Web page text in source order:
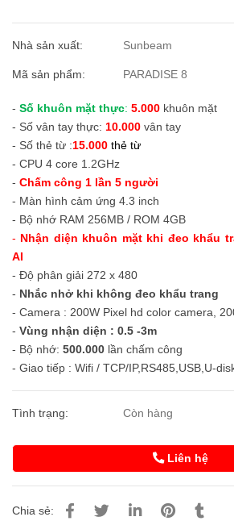
Nhà sản xuất: Sunbeam
Mã sản phẩm: PARADISE 8
- Số khuôn mặt thực: 5.000 khuôn mặt
- Số vân tay thực: 10.000 vân tay
- Số thẻ từ :15.000 thẻ từ
- CPU 4 core 1.2GHz
- Chấm công 1 lần 5 người
- Màn hình cảm ứng 4.3 inch
- Bộ nhớ RAM 256MB / ROM 4GB
- Nhận diện khuôn mặt khi đeo khẩu
AI
- Độ phân giải 272 x 480
- Nhắc nhở khi không đeo khẩu trang
- Camera : 200W Pixel hd color camera,
- Vùng nhận diện : 0.5 -3m
- Bộ nhớ: 500.000 lần chấm công
- Giao tiếp : Wifi / TCP/IP,RS485,USB,U-
Tình trạng: Còn hàng
Liên hệ
Chia sẻ: